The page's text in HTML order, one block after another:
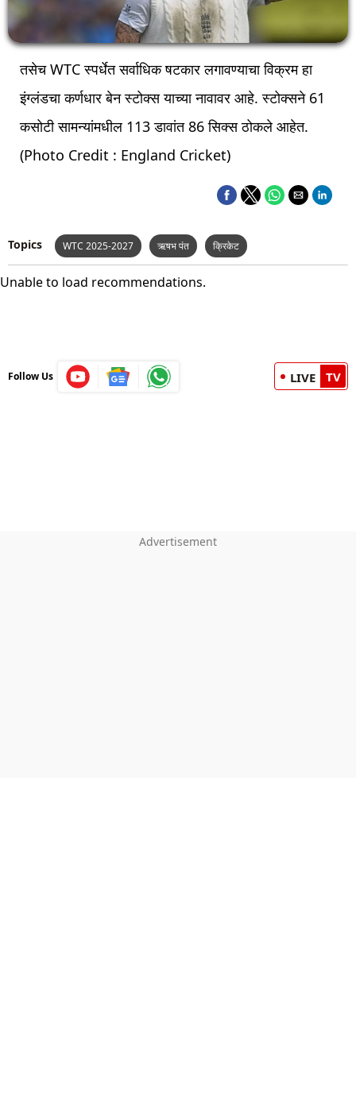
तसेच WTC स्पर्धेत सर्वाधिक षटकार लगावण्याचा विक्रम हा
इंग्लंडचा कर्णधार बेन स्टोक्स याच्या नावावर आहे. स्टोक्सने 61
कसोटी सामन्यांमधील 113 डावांत 86 सिक्स ठोकले आहेत.
(Photo Credit : England Cricket)
Topics WTC 2025-2027 ऋषभ पंत क्रिकेट
भारतीय पुरूष क्रिकेट संघ रोहित शर्मा
Unable to load recommendations.
Follow Us LIVE TV